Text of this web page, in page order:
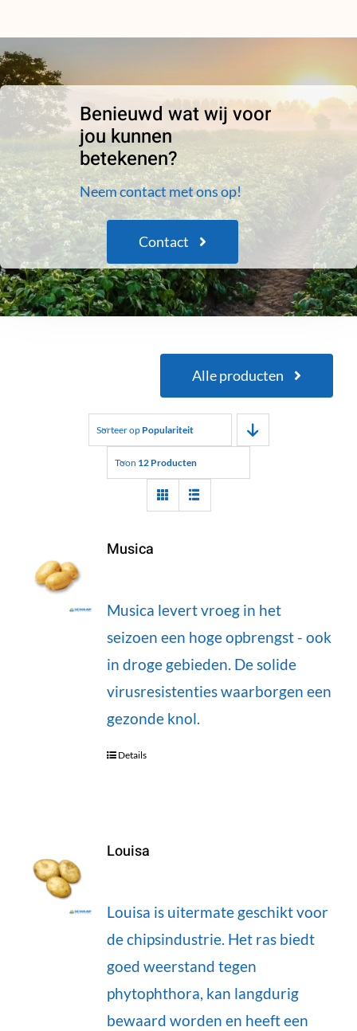
Benieuwd wat wij voor
jou kunnen
betekenen?
Neem contact met ons op!
Contact
Alle producten
Sorteer op Populariteit
Toon 12 Producten
Musica
Musica levert vroeg in het
seizoen een hoge opbrengst - ook
in droge gebieden. De solide
virusresistenties waarborgen een
gezonde knol.
Details
Louisa
Louisa is uitermate geschikt voor
de chipsindustrie. Het ras biedt
goed weerstand tegen
phytophthora, kan langdurig
bewaard worden en heeft een